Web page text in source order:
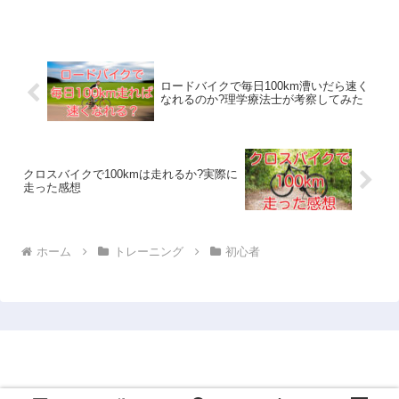
ロードバイクで毎日100km漕いだら速く
なれるのか?理学療法士が考察してみた
クロスバイクで100kmは走れるか?実際に
走った感想
ホーム トレーニング 初心者